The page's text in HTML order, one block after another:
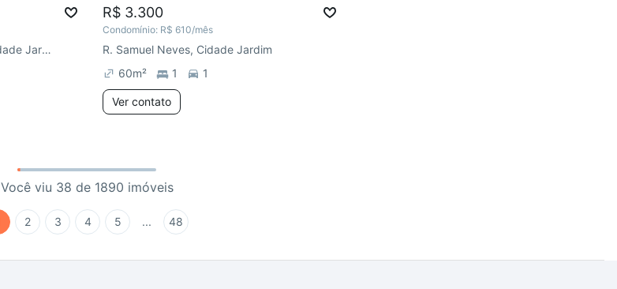
R. Professor Luiz Curiacos, Cidade Jardim
R$ 3.300
Condomínio: R$ 610/mês
R. Samuel Neves, Cidade Jardim
60m² 1 1
Ver contato
Você viu 38 de 1890 imóveis
2 3 4 5 ... 48